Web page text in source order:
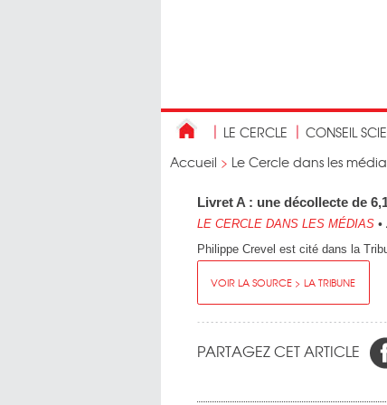
LE CERCLE CONSEIL
Accueil > Le Cercle dans les
Livret A : une décollecte de
LE CERCLE DANS LES MÉDIAS •
Philippe Crevel est cité dans la
VOIR LA SOURCE > LA TRIBUNE
PARTAGEZ CET ARTICLE